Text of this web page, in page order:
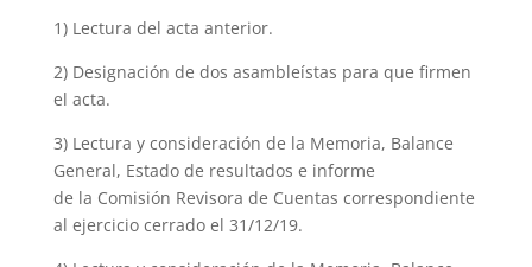
1) Lectura del acta anterior.
2) Designación de dos asambleístas para que firmen
el acta.
3) Lectura y consideración de la Memoria, Balance
General, Estado de resultados e informe
de la Comisión Revisora de Cuentas correspondiente
al ejercicio cerrado el 31/12/19.